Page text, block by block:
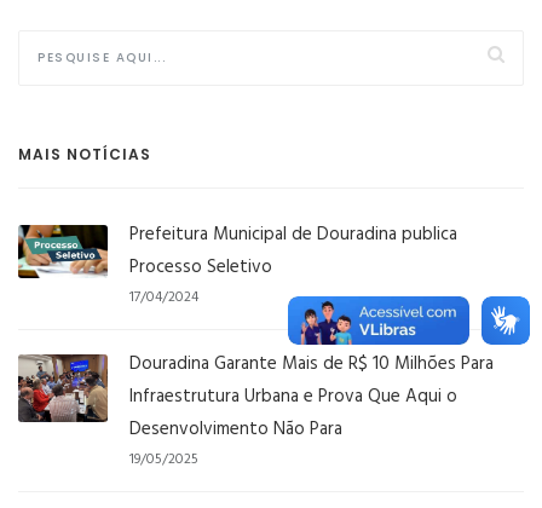
MAIS NOTÍCIAS
Prefeitura Municipal de Douradina publica
Processo Seletivo
17/04/2024
Douradina Garante Mais de R$ 10 Milhões Para
Infraestrutura Urbana e Prova Que Aqui o
Desenvolvimento Não Para
19/05/2025